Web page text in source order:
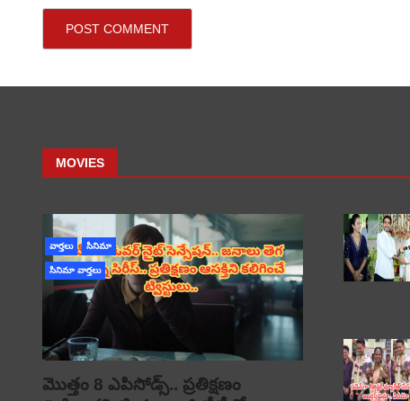
MOVIES
వార్తలు సినిమా
సినిమా వార్తలు
మొత్తం 8 ఎపిసోడ్స్.. ప్రతిక్షణం